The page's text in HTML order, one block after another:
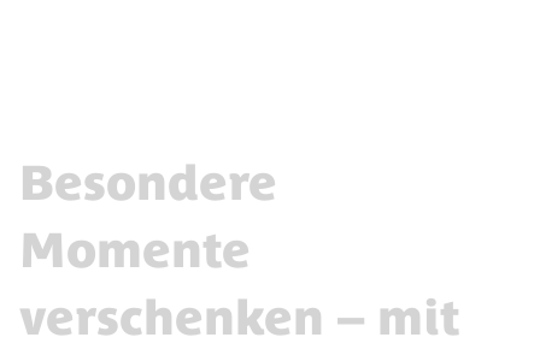
Besondere
Momente
verschenken – mit